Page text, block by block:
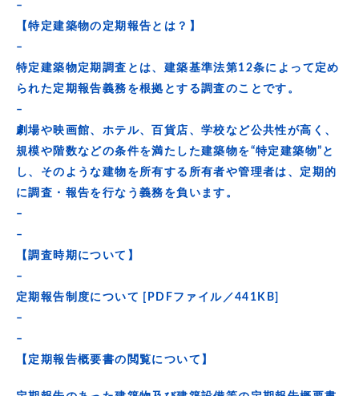
–
【特定建築物の定期報告とは？】
–
特定建築物定期調査とは、建築基準法第12条によって定め
られた定期報告義務を根拠とする調査のことです。
–
劇場や映画館、ホテル、百貨店、学校など公共性が高く、
規模や階数などの条件を満たした建築物を“特定建築物”と
し、そのような建物を所有する所有者や管理者は、定期的
に調査・報告を行なう義務を負います。
–
–
【調査時期について】
–
定期報告制度について [PDFファイル／441KB]
–
–
【定期報告概要書の閲覧について】